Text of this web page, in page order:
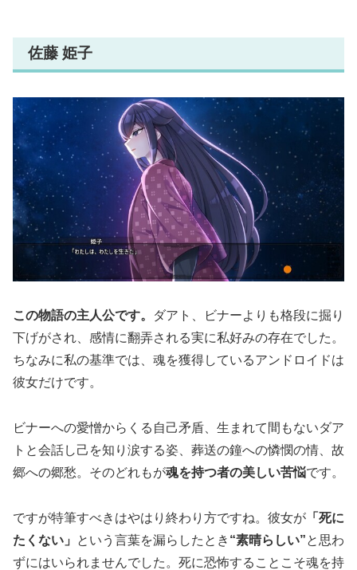
佐藤 姫子
この物語の主人公です。
ダアト、ビナーよりも格段に掘り
下げがされ、感情に翻弄される実に私好みの存在でした。
ちなみに私の基準では、魂を獲得しているアンドロイドは
彼女だけです。
ビナーへの愛憎からくる自己矛盾、生まれて間もないダア
トと会話し己を知り涙する姿、葬送の鐘への憐憫の情、故
郷への郷愁。そのどれもが魂を持つ者の美しい苦悩です。
ですが特筆すべきはやはり終わり方ですね。彼女が 「死に
たくない」
という言葉を漏らしたとき “素晴らしい”と思わ
ずにはいられませんでした。死に恐怖することこそ魂を持